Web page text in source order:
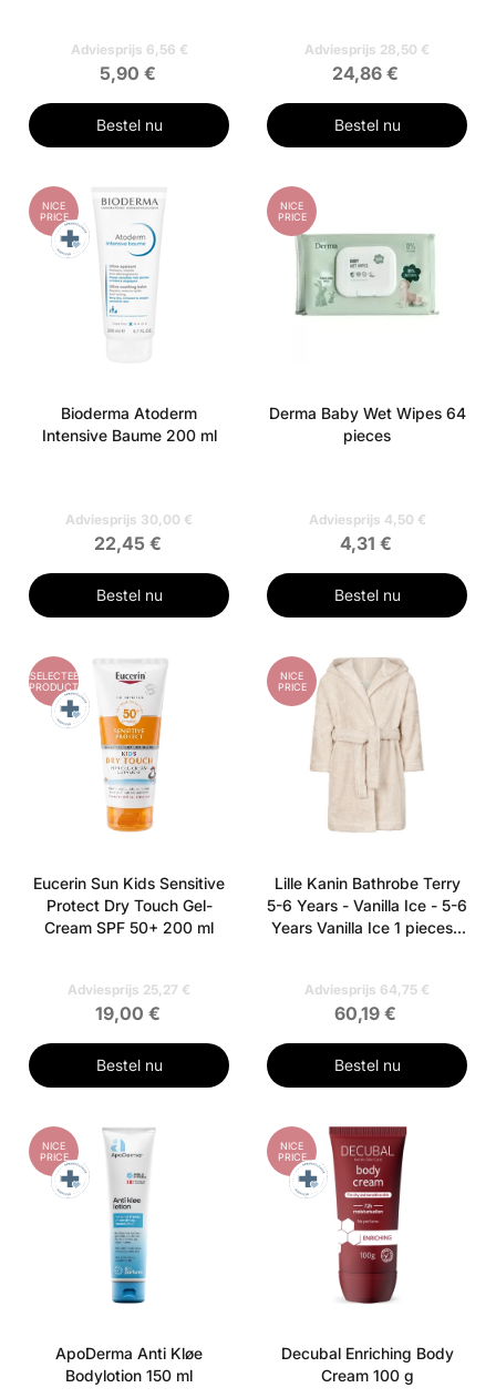
Adviesprijs 6,56 €
5,90 €
Bestel nu
Adviesprijs 28,50 €
24,86 €
Bestel nu
NICE
PRICE
Bioderma Atoderm
Intensive Baume 200 ml
Adviesprijs 30,00 €
22,45 €
Bestel nu
NICE
PRICE
Derma Baby Wet Wipes 64
pieces
Adviesprijs 4,50 €
4,31 €
Bestel nu
GESELECTEERD
PRODUCT
Eucerin Sun Kids Sensitive
Protect Dry Touch Gel-
Cream SPF 50+ 200 ml
Adviesprijs 25,27 €
19,00 €
Bestel nu
NICE
PRICE
Lille Kanin Bathrobe Terry
5-6 Years - Vanilla Ice - 5-6
Years Vanilla Ice 1 pieces -
Adviesprijs 64,75 €
60,19 €
Bestel nu
NICE
PRICE
ApoDerma Anti Kløe
Bodylotion 150 ml
NICE
PRICE
Decubal Enriching Body
Cream 100 g